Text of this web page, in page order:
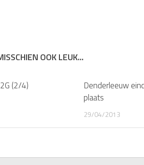
OOK LEUK...
(2/4)
Denderleeuw
plaats
29/04/2013